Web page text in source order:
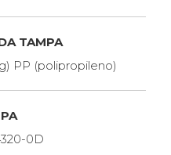
TAMPA
PP (polipropileno)
0D